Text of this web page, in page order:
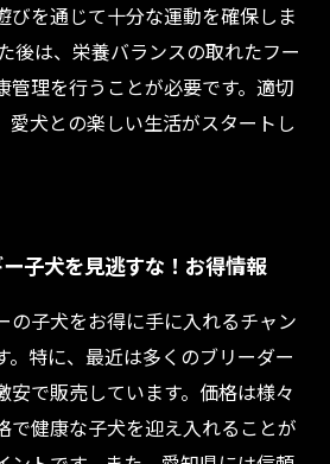
びを通じて十分な運動を確保しま
後は、栄養バランスの取れたフー
管理を行うことが必要です。適切
愛犬との楽しい生活がスタートし
子犬を見逃すな！お得情報
の子犬をお得に手に入れるチャン
。特に、最近は多くのブリーダー
安で販売しています。価格は様々
で健康な子犬を迎え入れることが